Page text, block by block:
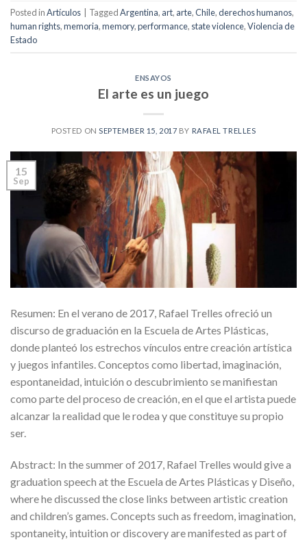
Posted inArtículos TaggedArgentina, art, arte,Chile,derechos humanos,
human rights,memoria,memory,performance, state violence,Violencia de
Estado
ENSAYOS
El arte es un juego
POSTED ON SEPTEMBER 15, 2017 BY RAFAEL TRELLES
15
Sep
Resumen: En el verano de 2017, Rafael Trelles ofreció un
discurso de graduación en la Escuela de Artes Plásticas,
donde planteó los estrechos vínculos entre creación artística
y juegos infantiles. Conceptos como libertad, imaginación,
espontaneidad, intuición o descubrimiento se manifiestan
como parte del proceso de creación, en el que el artista puede
alcanzar la realidad que le rodea y que constituye su propio
ser.
Abstract: In the summer of 2017, Rafael Trelles would give a
graduation speech at the Escuela de Artes Plásticas y Diseño,
where he discussed the close links between artistic creation
and children’s games. Concepts such as freedom, imagination,
spontaneity, intuition or discovery are manifested as part of